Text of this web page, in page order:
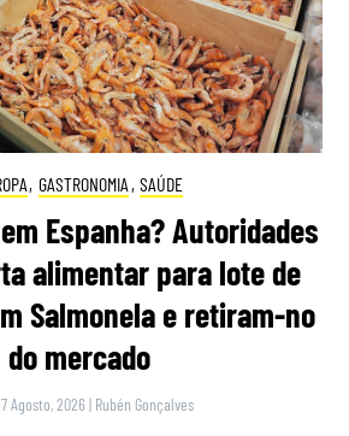
, GASTRONOMIA , SAÚDE
Espanha? Autoridades
alimentar para lote de
Salmonela e retiram-no
do mercado
Agosto, 2026 | Rubén Gonçalves